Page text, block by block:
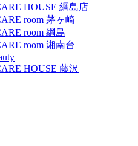
HOUSE 綱島店
room 茅ヶ崎
room 綱島
room 湘南台
HOUSE 藤沢